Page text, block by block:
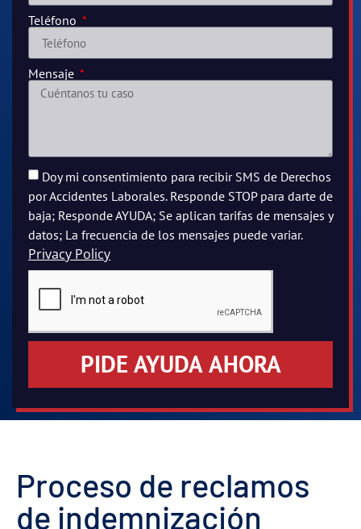
Teléfono
Mensaje
Doy mi consentimiento para recibir SMS de Derechos
por Accidentes Laborales. Responde STOP para darte de
baja; Responde AYUDA; Se aplican tarifas de mensajes y
datos; La frecuencia de los mensajes puede variar.
Privacy Policy
PIDE AYUDA AHORA
Proceso de reclamos
de indemnización